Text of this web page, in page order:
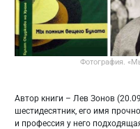
Фотография.
Автор книги – Лев Зонов
шестидесятник, его имя
и профессия у него